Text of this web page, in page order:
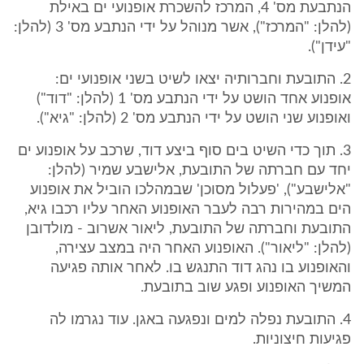
הנתבעת מס' 4, המרכז להשכרת אופנועי ים באילת
(להלן: "המרכז"), אשר מנוהל על ידי הנתבע מס' 3 (להלן:
"עידן").
2. התובעת וחברותיה יצאו לשיט בשני אופנועי ים:
אופנוע אחד הושט על ידי הנתבע מס' 1 (להלן: "דוד")
ואופנוע שני הושט על ידי הנתבע מס' 2 (להלן: "גיא").
3. תוך כדי השיט בים סוף ביצע דוד, שרכב על אופנוע ים
יחד עם חברתה של התובעת, אלישבע שמיר (להלן:
"אלישבע"), 'פעלול מסוכן' שבמהלכו הוביל את אופנוע
הים במהירות רבה לעבר האופנוע האחר עליו רכבו גיא,
התובעת וחברתה של התובעת, ליאור אשרוב - מולדובן
(להלן: "ליאור"). האופנוע האחר היה במצב עצירה,
והאופנוע בו נהג דוד התנגש בו. לאחר אותה פגיעה
המשיך האופנוע ופגע שוב בתובעת.
4. התובעת נפלה למים ונפגעה באגן. עוד נגרמו לה
פגיעות חיצוניות.